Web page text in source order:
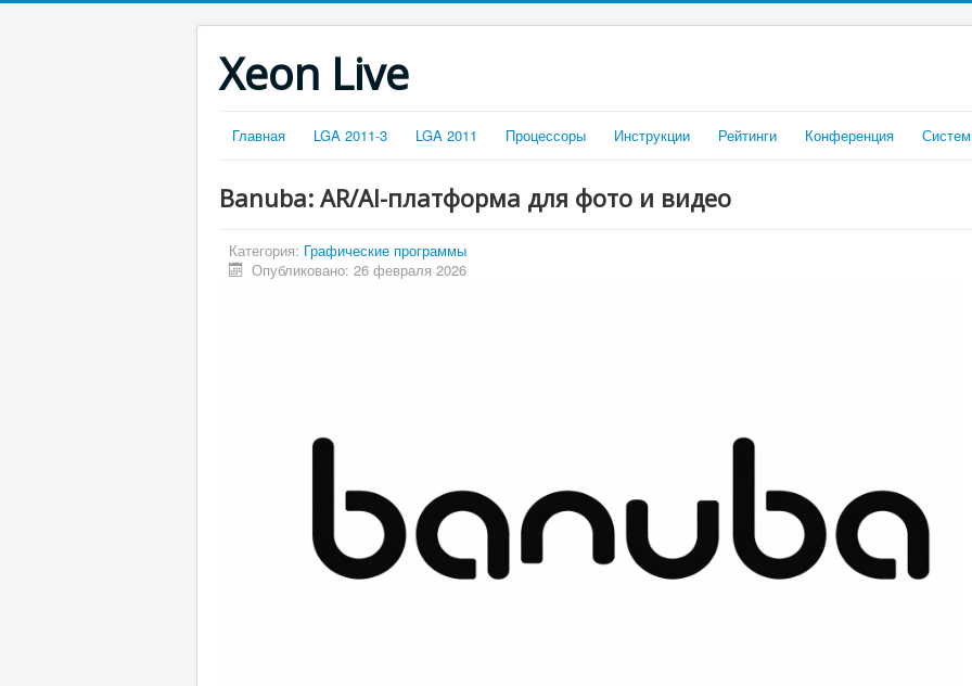
Xeon Live
Главная LGA 2011-3 LGA 2011 Процессоры Инструкции Рейтинги Конференция
Banuba: AR/AI-платформа для фото и видео
Категория: Графические программы
Опубликовано: 26 февраля 2026